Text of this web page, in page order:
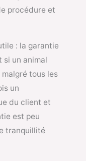
procédure et
: la garantie
si un animal
tous les
un
du client et
est peu
tranquillité